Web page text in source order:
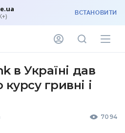
ВСТАНОВИТИ
в Україні дав
гривні і
7094